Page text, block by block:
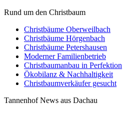
Rund um den Christbaum
Christbäume Oberweilbach
Christbäume Hörgenbach
Christbäume Petershausen
Moderner Familienbetrieb
Christbaumanbau in Perfektion
Ökobilanz & Nachhaltigkeit
Christbaumverkäufer gesucht
Tannenhof News aus Dachau